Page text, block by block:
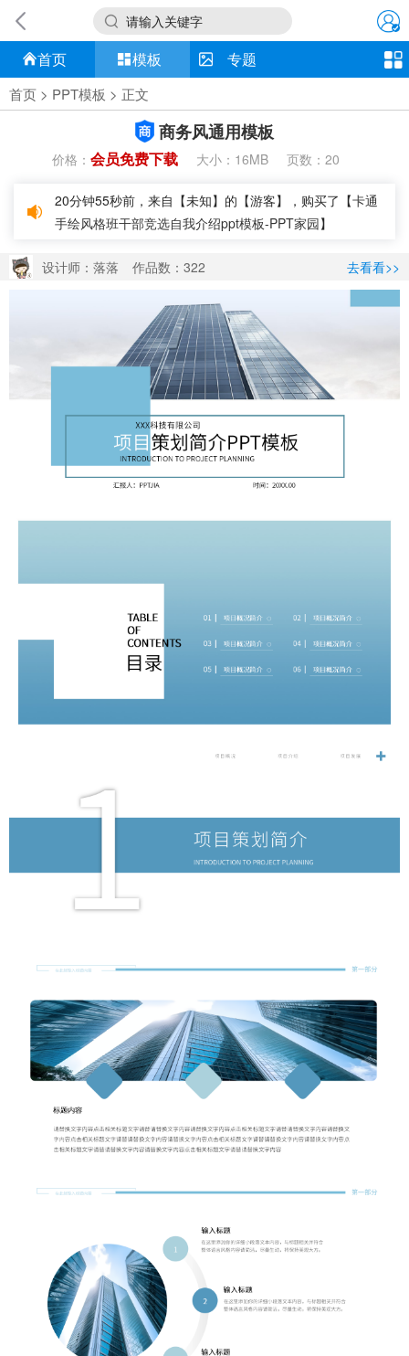
请输入关键字
首页 模板 专题
首页 > PPT模板 > 正文
商务风通用模板
价格： 会员免费下载 大小： 16MB 页数： 20
20分钟55秒前，来自【未知】的【游客】，购买了【卡通
手绘风格班干部竞选自我介绍ppt模板-PPT家园】
设计师：落落 作品数：322 去看看>>